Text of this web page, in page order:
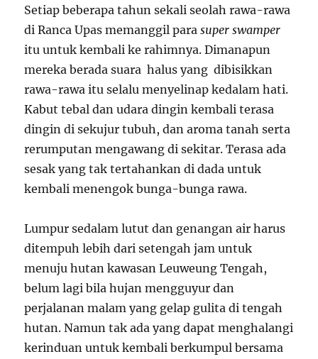
Setiap beberapa tahun sekali seolah rawa-rawa
di Ranca Upas memanggil parasuper swamper
itu untuk kembali ke rahimnya. Dimanapun
mereka berada suara halus yang dibisikkan
rawa-rawa itu selalu menyelinap kedalam hati.
Kabut tebal dan udara dingin kembali terasa
dingin di sekujur tubuh, dan aroma tanah serta
rerumputan mengawang di sekitar. Terasa ada
sesak yang tak tertahankan di dada untuk
kembali menengok bunga-bunga rawa.
Lumpur sedalam lutut dan genangan air harus
ditempuh lebih dari setengah jam untuk
menuju hutan kawasan Leuweung Tengah,
belum lagi bila hujan mengguyur dan
perjalanan malam yang gelap gulita di tengah
hutan. Namun tak ada yang dapat menghalangi
kerinduan untuk kembali berkumpul bersama